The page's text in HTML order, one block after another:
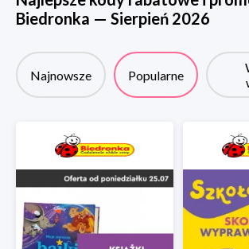
Biedronka — Sierpień 2026
Najnowsze Popularne